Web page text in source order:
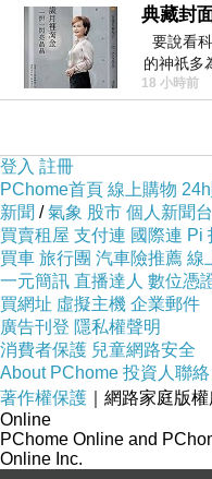
典藏封
要說看
的神祇多
驚世駭俗
18 小時前
登入 註冊
PChome首頁 線上購物
新聞 /氣象 股市 個人新聞台
買賣租屋 支付連 國際連 Pi
買車 旅行團 汽車險推薦 線
一元簡訊 直播達人 數位憑
買網址 虛擬主機 企業郵件
廣告刊登 隱私權聲明
消費者保護 兒童網路安全
About PChome 投資人聯絡
著作權保護 ｜網路家庭版
Online
PChome Online and
Online Inc.